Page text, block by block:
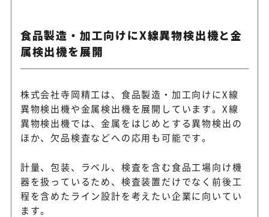
食品製造・加工向けにX線異物検出機と金
属検出機を展開
株式会社寺岡精工は、食品製造・加工向けにX線
異物検出機や金属検出機を展開しています。X線
異物検出機では、金属をはじめとする異物検出の
ほか、欠品検査などへの応用も可能です。
計量、包装、ラベル、検査を含む食品工場向け機
器を扱っているため、検査装置だけでなく前後工
程を含めたライン設計を考えたい企業に向いてい
ます。